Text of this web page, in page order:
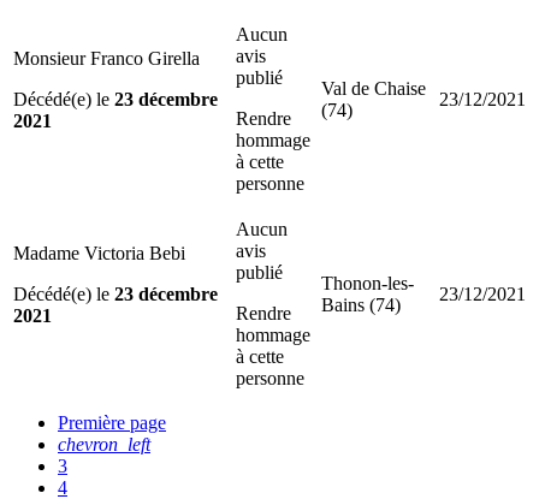
Monsieur Franco Girella
Décédé(e) le 23 décembre
2021
Aucun
avis
publié
Rendre
hommage
à cette
personne
Val de Chaise
(74)
23/12/2021
Madame Victoria Bebi
Décédé(e) le 23 décembre
2021
Aucun
avis
publié
Rendre
hommage
à cette
personne
Thonon-les-
Bains (74)
23/12/2021
Première page
chevron_left
3
4